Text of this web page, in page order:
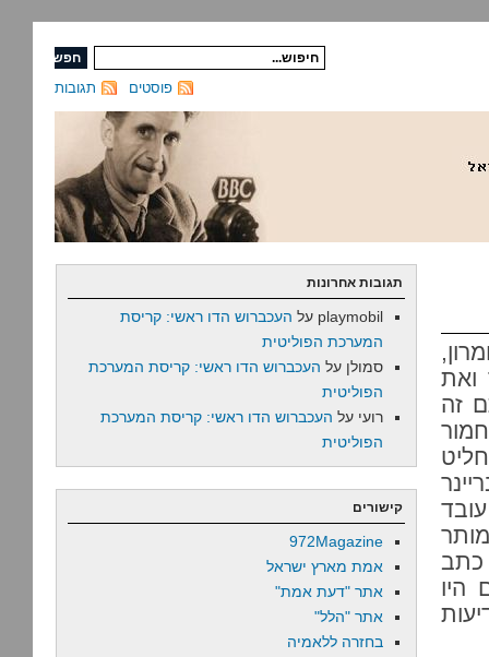
תגובות פוסטים
ואת
זה
כתב
היו
תגובות אחרונות
playmobil על העכברוש הדו ראשי: קריסת
המערכת הפוליטית
סמולן על העכברוש הדו ראשי: קריסת המערכת
הפוליטית
רועי על העכברוש הדו ראשי: קריסת המערכת
הפוליטית
קישורים
972Magazine
אמת מארץ ישראל
אתר "דעת אמת"
אתר "הלל"
בחזרה ללאמיה